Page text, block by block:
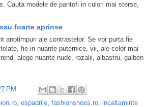
Cauta modele de pantofi in culori mai sterse,
foarte aprinse
anotimpuri ale contrastelor. Se vor purta fie
fie in nuante puternice, vii, ale celor mai
alege nuante nude, rozalii, albastru, galben
PM
espadrile fashionshoes.ro incaltaminte